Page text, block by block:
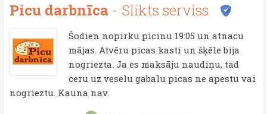
Picu darbnīca - Slikts serviss
Šodien nopirku picinu 19:05 un atnacu
mājas. Atvēru picas kasti un šķēle bija
nogriezta. Ja es maksāju naudiņu, tad
ceru uz veselu gabalu picas ne apestu vai
nogrieztu. Kauna nav.